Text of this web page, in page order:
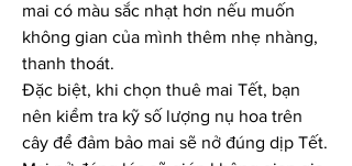
mai có màu sắc nhạt hơn nếu muốn
không gian của mình thêm nhẹ nhàng,
thanh thoát.
Đặc biệt, khi chọn thuê mai Tết, bạn
nên kiểm tra kỹ số lượng nụ hoa trên
cây để đảm bảo mai sẽ nở đúng dịp Tết.